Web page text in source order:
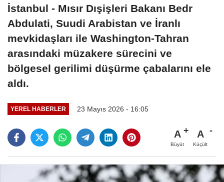
İstanbul - Mısır Dışişleri Bakanı Bedr
Abdulati, Suudi Arabistan ve İranlı
mevkidaşları ile Washington-Tahran
arasındaki müzakere sürecini ve
bölgesel gerilimi düşürme çabalarını ele
aldı.
YEREL HABERLER 23 Mayıs 2026 - 16:05
A
Büyüt
A
Küçült